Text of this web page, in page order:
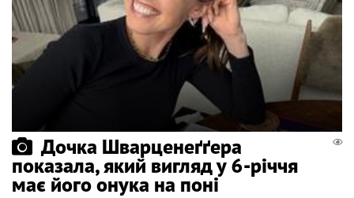
Дочка Шварценеґґера
показала, який вигляд у 6-річчя
має його онука на поні